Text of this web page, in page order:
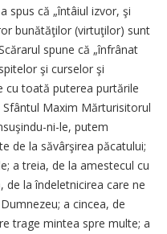
spus că „întâiul izvor, şi
bunătăţilor (virtuţilor) sunt
spune că „înfrânat
şi curselor şi
cu toată puterea purtările
Sfântul Maxim Mărturisitorul
ni-le, putem
de la săvârşirea păcatului;
a treia, de la amestecul cu
de la îndeletnicirea care ne
a cincea, de
trage mintea spre multe; a